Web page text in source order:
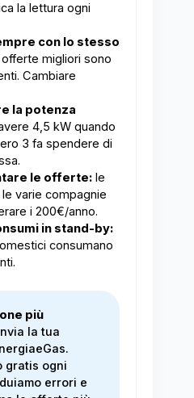
la lettura ogni
con lo stesso
migliori sono
Cambiare
la potenza
4,5 kW quando
3 fa spendere di
le offerte:le
varie compagnie
i 200€/anno.
in stand-by:
consumano
più
la tua
gratis ogni
errori e